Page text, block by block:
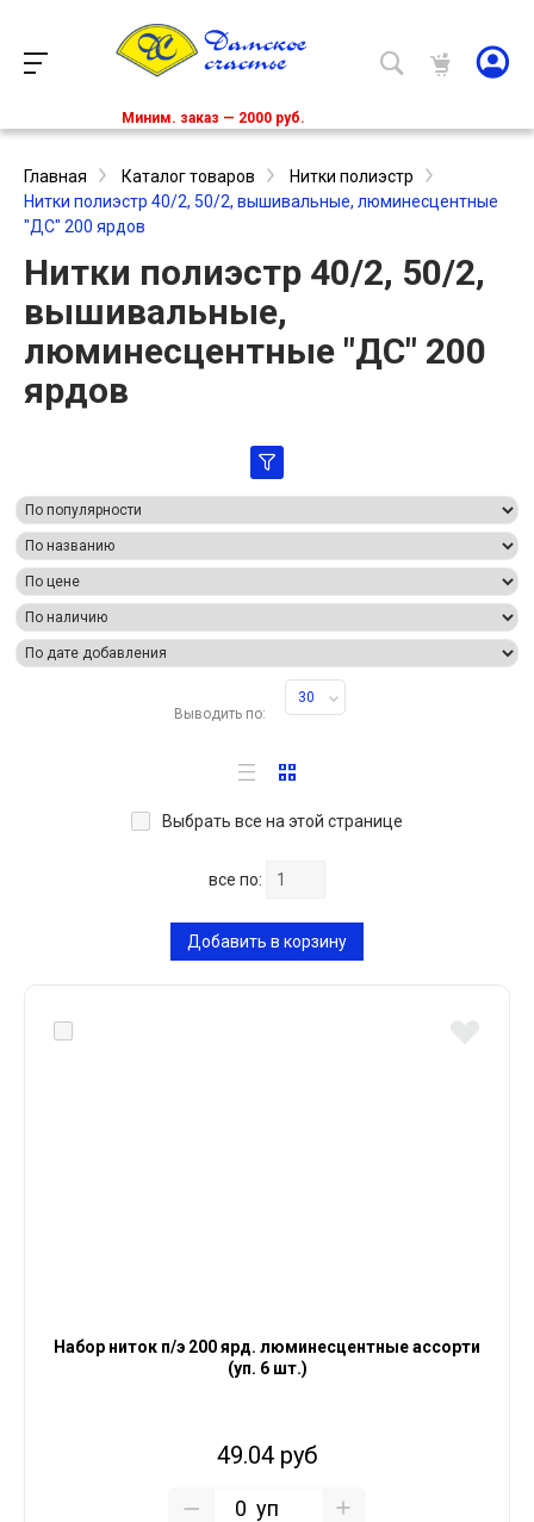
Миним. заказ — 2000 руб.
Главная Каталог товаров
Нитки полиэстр
Нитки полиэстр 40/2, 50/2, вышивальные, люминесцентные
"ДС" 200 ярдов
Нитки полиэстр 40/2, 50/2,
вышивальные,
люминесцентные "ДС" 200
ярдов
Выводить по:
30
Выбрать все на этой странице
все по:
Добавить в корзину
Набор ниток п/э 200 ярд. люминесцентные ассорти
(уп. 6 шт.)
49.04 руб
уп